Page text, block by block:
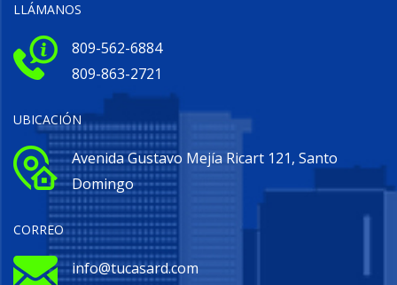
LLÁMANOS
809-562-6884
809-863-2721
UBICACIÓN
Avenida Gustavo Mejía Ricart 121, Santo
Domingo
CORREO
info@tucasard.com